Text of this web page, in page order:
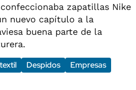
zapatillas Nike
nuevo capítulo a la
buena parte de la
Despidos
Empresas